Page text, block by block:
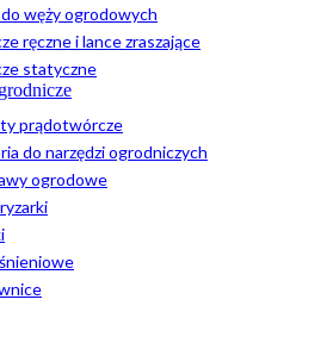
do węży ogrodowych
ręczne i lance zraszające
statyczne
prądotwórcze
do narzędzi ogrodniczych
ogrodowe